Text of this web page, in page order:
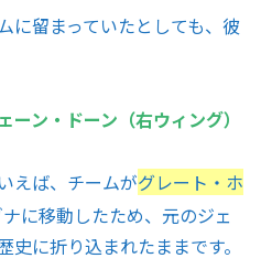
に留まっていたとしても、彼
ン・ドーン（右ウィング）
えば、チームがグレート・ホ
に移動したため、元のジェ
に折り込まれたままです。